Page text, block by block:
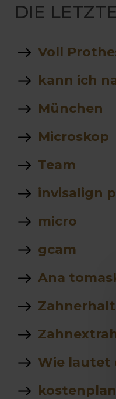
DIE
Voll
kann ich
München
Microskop
Team
invisalign
micro
gcam
Ana
Wie lautet
kostenplan